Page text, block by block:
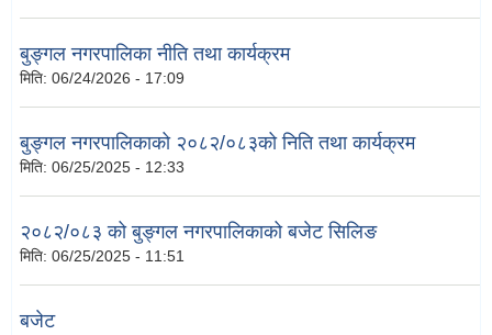
बुङ्गल नगरपालिका नीति तथा कार्यक्रम
मिति: 06/24/2026 - 17:09
बुङ्गल नगरपालिकाको २०८२/०८३को निति तथा कार्यक्रम
मिति: 06/25/2025 - 12:33
२०८२/०८३ को बुङ्गल नगरपालिकाको बजेट सिलिङ
मिति: 06/25/2025 - 11:51
बजेट